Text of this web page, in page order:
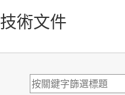
技術文件